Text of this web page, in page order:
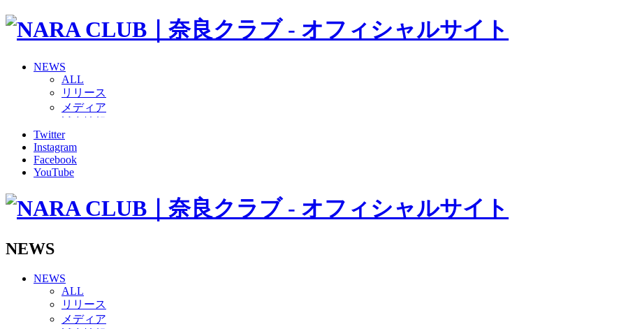
NEWS
ALL
リリース
メディア
グッズ
ファンコミュニティ
普及・育成
ホームタウン
その他
バモス
チアダンススクール
ボランティアチーム「volundeer」
ビクトリーロード
Twitter
Instagram
Facebook
YouTube
NEWS
NEWS
ALL
リリース
メディア